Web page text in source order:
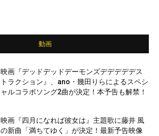
動画
映画『デッドデッドデーモンズデデデデデス
トラクション』、ano・幾田りらによるスペシ
ャルコラボソング2曲が決定！本予告も解禁！
映画『四月になれば彼女は』主題歌に藤井 風
の新曲「満ちてゆく」が決定！最新予告映像